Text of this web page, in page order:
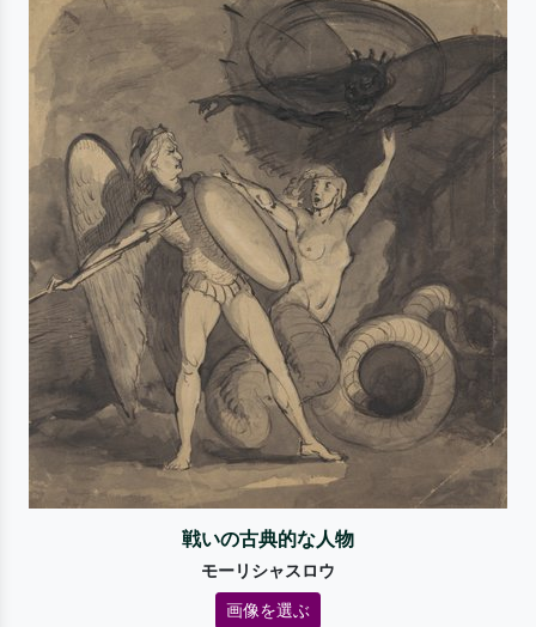
戦いの古典的な人物
モーリシャスロウ
画像を選ぶ